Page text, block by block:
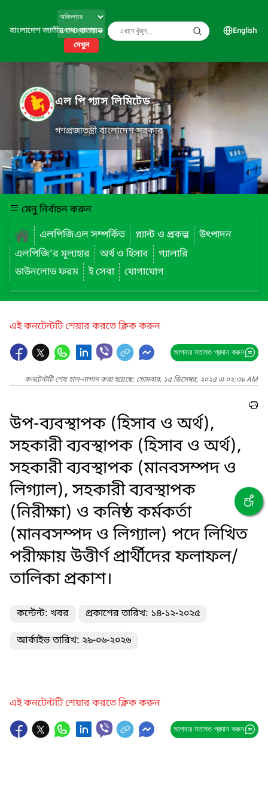
বাংলাদেশ জাতীয় তথ্য বাতায়ন
দেখুন
English
এল পি গ্যাস লিমিটেড
গণপ্রজাতন্ত্রী বাংলাদেশ সরকার
মেনু নির্বাচন করুন
এলপিজিএল সম্পর্কিত
প্ল্যান্ট ও প্রকল্প
উৎপাদন
এলপিজি’র মূল্যহার
অর্থ ও হিসাব
গ্যালারি
ডাউনলোড ফরম
ই সেবা যোগাযোগ
এই কনটেন্টটি শেয়ার করতে ক্লিক করুন
আপনার মতামত প্রদান করুন
কনটেন্টটি শেষ হাল-নাগাদ করা হয়েছে: সোমবার, ১৫ ডিসেম্বর, ২০২৫ এ ০২:৩৯ AM
উপ-ব্যবস্থাপক (হিসাব ও অর্থ),
সহকারী ব্যবস্থাপক (হিসাব ও অর্থ),
সহকারী ব্যবস্থাপক (মানবসম্পদ ও
লিগ্যাল), সহকারী ব্যবস্থাপক
(নিরীক্ষা) ও কনিষ্ঠ কর্মকর্তা
(মানবসম্পদ ও লিগ্যাল) পদে লিখিত
পরীক্ষায় উত্তীর্ণ প্রার্থীদের ফলাফল/
তালিকা প্রকাশ।
কন্টেন্ট: খবর প্রকাশের তারিখ: ১৪-১২-২০২৫
আর্কাইভ তারিখ: ২৯-০৬-২০২৬
এই কনটেন্টটি শেয়ার করতে ক্লিক করুন
আপনার মতামত প্রদান করুন